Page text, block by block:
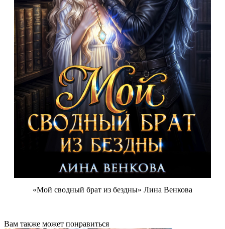
«Мой сводный брат из бездны» Лина Венкова
Вам также может понравиться